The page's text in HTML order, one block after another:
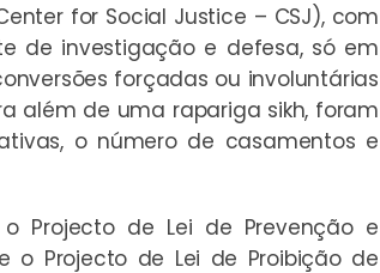
for Social Justice – CSJ), com
de investigação e defesa, só em
forçadas ou involuntárias
além de uma rapariga sikh, foram
o número de casamentos e
Projecto de Lei de Prevenção e
o Projecto de Lei de Proibição de